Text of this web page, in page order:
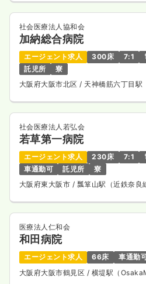
社会医療法人協和会
加納総合病院
エージェント求人 300床 7:1
託児所
寮
大阪府大阪市北区/ 天神橋筋六丁目
社会医療法人若弘会
若草第一病院
エージェント求人 230床 7:1
車通勤可
託児所
寮
大阪府東大阪市 / 瓢箪山駅（近鉄奈良
医療法人仁和会
和田病院
エージェント求人 66床 車通勤
大阪府大阪市鶴見区 / 横堤駅（